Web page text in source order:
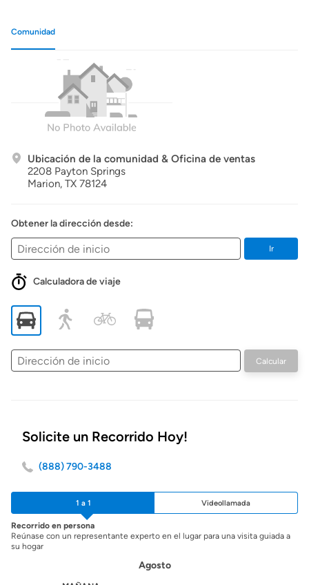
Comunidad
Ubicación de la comunidad & Oficina de ventas
2208 Payton Springs
Marion, TX 78124
Obtener la dirección desde:
Ir
Calculadora de viaje
Dirección
de
Calcular
Solicite un Recorrido Hoy!
(888) 790-3488
1 a 1 Videollamada
Recorrido en persona
Reúnase con un representante experto en el lugar para una visita guiada a
su hogar
Agosto